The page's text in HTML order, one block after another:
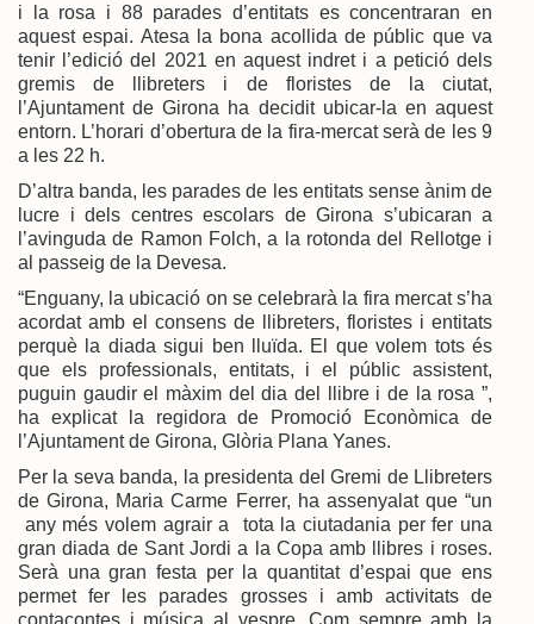
i la rosa i 88 parades d’entitats es concentraran en
aquest espai. Atesa la bona acollida de públic que va
tenir l’edició del 2021 en aquest indret i a petició dels
gremis de llibreters i de floristes de la ciutat,
l’Ajuntament de Girona ha decidit ubicar-la en aquest
entorn. L’horari d’obertura de la fira-mercat serà de les 9
a les 22 h.
D’altra banda, les parades de les entitats sense ànim de
lucre i dels centres escolars de Girona s’ubicaran a
l’avinguda de Ramon Folch, a la rotonda del Rellotge i
al passeig de la Devesa.
“Enguany, la ubicació on se celebrarà la fira mercat s’ha
acordat amb el consens de llibreters, floristes i entitats
perquè la diada sigui ben lluïda. El que volem tots és
que els professionals, entitats, i el públic assistent,
puguin gaudir el màxim del dia del llibre i de la rosa ”,
ha explicat la regidora de Promoció Econòmica de
l’Ajuntament de Girona, Glòria Plana Yanes.
Per la seva banda, la presidenta del Gremi de Llibreters
de Girona, Maria Carme Ferrer, ha assenyalat que “un
any més volem agrair a tota la ciutadania per fer una
gran diada de Sant Jordi a la Copa amb llibres i roses.
Serà una gran festa per la quantitat d’espai que ens
permet fer les parades grosses i amb activitats de
contacontes i música al vespre. Com sempre amb la